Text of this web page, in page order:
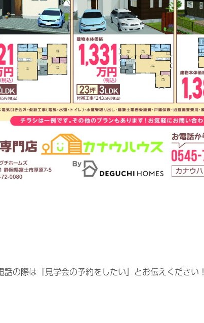
際は「見学会の予約をしたい」とお伝えください！